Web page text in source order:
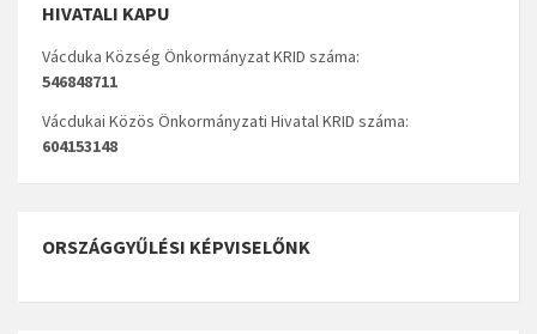
HIVATALI KAPU
Vácduka Község Önkormányzat KRID száma:
546848711
Vácdukai Közös Önkormányzati Hivatal KRID száma:
604153148
ORSZÁGGYŰLÉSI KÉPVISELŐNK